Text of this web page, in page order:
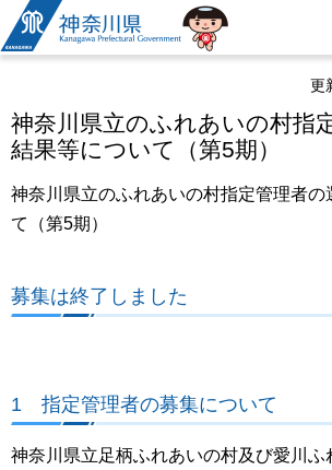
神奈川県
更
神奈川県立のふれあいの村指
結果等について（第5期）
神奈川県立のふれあいの村指定管理者の
て（第5期）
募集は終了しました
1 指定管理者の募集について
神奈川県立足柄ふれあいの村及び愛川ふ